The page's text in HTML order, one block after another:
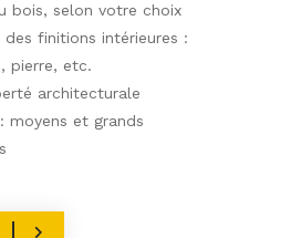
bois, selon votre choix
des finitions intérieures :
pierre, etc.
architecturale
moyens et grands